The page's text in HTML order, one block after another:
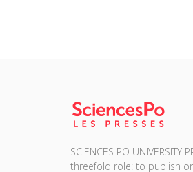
SCIENCES PO UNIVERSITY
threefold role: to publish